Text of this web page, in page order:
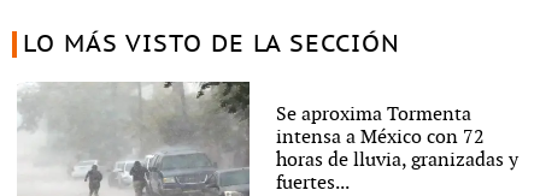
LO MÁS VISTO DE LA SECCIÓN
Se aproxima Tormenta
intensa a México con 72
horas de lluvia, granizadas y
fuertes...